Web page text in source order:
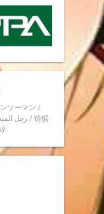
ソーマン /
رجل / 链锯